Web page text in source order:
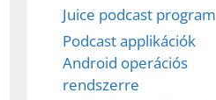
Juice podcast program
Podcast applikációk
Android operációs
rendszerre